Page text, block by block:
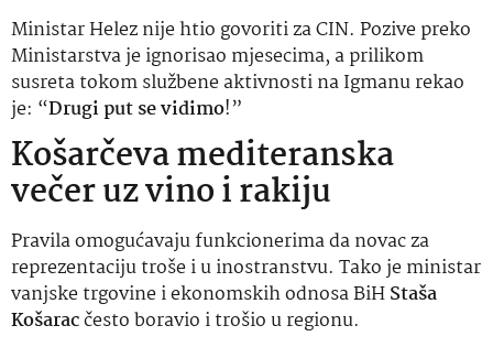
Ministar Helez nije htio govoriti za CIN. Pozive preko
Ministarstva je ignorisao mjesecima, a prilikom
susreta tokom službene aktivnosti na Igmanu rekao
je: “Drugi put se vidimo!”
Košarčeva mediteranska
večer uz vino i rakiju
Pravila omogućavaju funkcionerima da novac za
reprezentaciju troše i u inostranstvu. Tako je ministar
vanjske trgovine i ekonomskih odnosa BiHStaša
Košaracčesto boravio i trošio u regionu.